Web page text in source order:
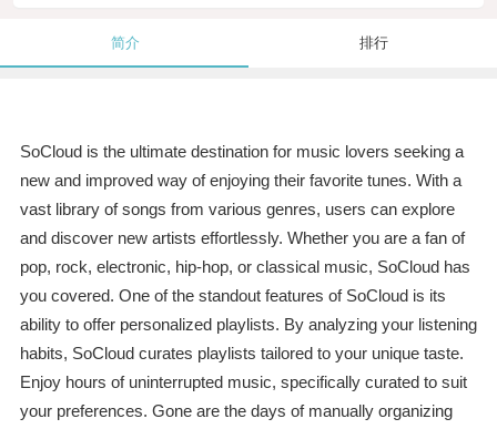
简介 排行
SoCloud is the ultimate destination for music lovers seeking a
new and improved way of enjoying their favorite tunes. With a
vast library of songs from various genres, users can explore
and discover new artists effortlessly. Whether you are a fan of
pop, rock, electronic, hip-hop, or classical music, SoCloud has
you covered. One of the standout features of SoCloud is its
ability to offer personalized playlists. By analyzing your listening
habits, SoCloud curates playlists tailored to your unique taste.
Enjoy hours of uninterrupted music, specifically curated to suit
your preferences. Gone are the days of manually organizing